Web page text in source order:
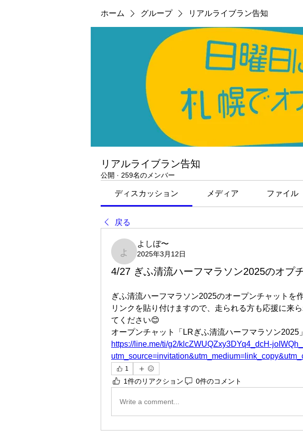
ホーム グループ リアルライブラン告知
リアルライブラン告知
公開 · 259名のメンバー
ディスカッション メディア ファイル
戻る
よしぼ〜
よしぼ〜
2025年3月12日
4/27 ぎふ清流ハーフマラソン2025のオプ
ぎふ清流ハーフマラソン2025のオープンチャットを
リンクを貼り付けますので、走られる方も応援に来
てください😊
オープンチャット「LRぎふ清流ハーフマラソン2025」
https://line.me/ti/g2/klcZWUQZxy3DYq4_dcH-
1
1件のリアクション 0件のコメント
Write a comment...